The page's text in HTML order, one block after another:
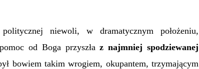
niewoli, w dramatycznym położeniu,
od Boga przyszłaz najmniej spodziewanej
bowiem takim wrogiem, okupantem, trzymającym